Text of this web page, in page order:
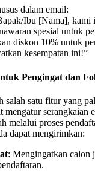
dalam email:
Ibu [Nama], kami
spesial untuk
diskon 10% untuk
kesempatan ini!”
Pengingat dan
salah satu fitur yang
mengatur serangkaian
melalui proses
dapat mengirimkan:
: Mengingatkan calon